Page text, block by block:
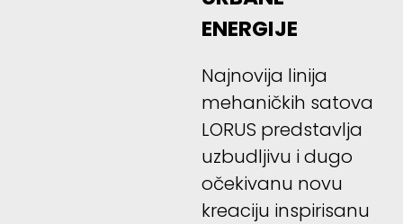
ENERGIJE
Najnovija linija
mehaničkih satova
LORUS predstavlja
uzbudljivu i dugo
očekivanu novu
kreaciju inspirisanu